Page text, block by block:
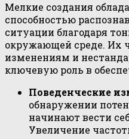
Мелкие создания
способностью
ситуации благодаря
окружающей среде. Их
изменениям и
ключевую роль в
Поведенческие
обнаружении
начинают вести
Увеличение